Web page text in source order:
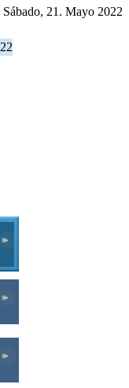
Sábado, 21. Mayo 2022